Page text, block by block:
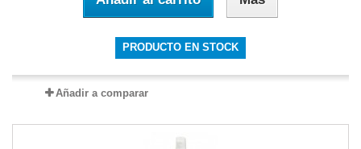
PRODUCTO EN STOCK
Añadir a comparar